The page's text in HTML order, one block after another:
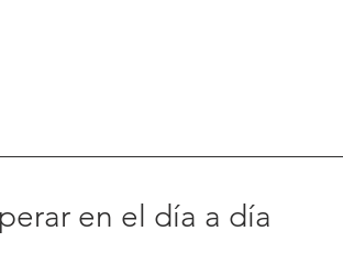
en el día a día